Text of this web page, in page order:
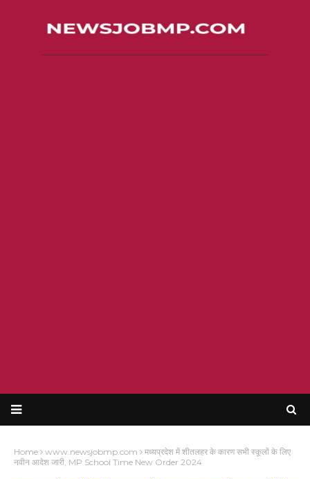
Home www.newsjobmp.com
मध्यप्रदेश में शीतलहर के कारण सभी स्कूलों के लिए
नवीन आदेश जारी, MP School Time New Order 2024